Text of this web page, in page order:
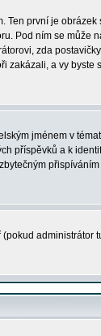
Ten první je
Pod ním se může
zda
zakázali, a vy byste
jménem v
příspěvků a k
administrátor